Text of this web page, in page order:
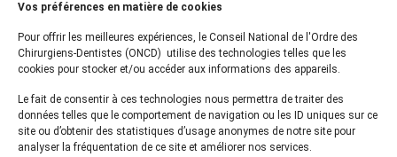
Vos préférences en matière de cookies
Pour offrir les meilleures expériences, le Conseil National de l'Ordre des
Chirurgiens-Dentistes (ONCD) utilise des technologies telles que les
cookies pour stocker et/ou accéder aux informations des appareils.
Le fait de consentir à ces technologies nous permettra de traiter des
données telles que le comportement de navigation ou les ID uniques sur ce
site ou d’obtenir des statistiques d’usage anonymes de notre site pour
analyser la fréquentation de ce site et améliorer nos services.
01 44 34 78 80
courrier@oncd.org
Actualités
Presse
Informations légales